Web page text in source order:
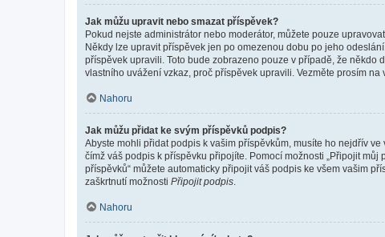
Jak můžu upravit nebo smazat příspěvek?
Pokud nejste administrátor nebo moderátor, můžete pouze
Někdy lze upravit příspěvek jen po omezenou dobu po jeho
příspěvek upravili. Toto bude zobrazeno pouze v případě, že
vlastního uvážení vzkaz, proč příspěvek upravili. Vezměte prosím
Nahoru
Jak můžu přidat ke svým příspěvků podpis?
Abyste mohli přidat podpis k vašim příspěvkům, musíte ho nejdřív
čímž váš podpis k příspěvku připojíte. Pomocí možnosti „Připojit můj
příspěvků“ můžete automaticky připojit váš podpis ke všem vašim
zaškrtnutí možnosti Připojit podpis
Nahoru